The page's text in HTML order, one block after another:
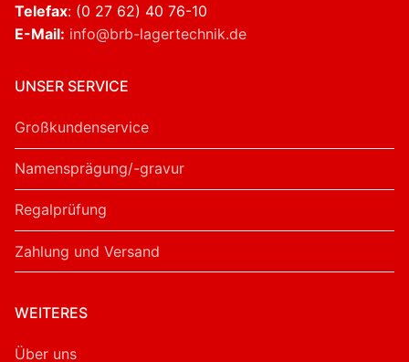
Telefax: (0 27 62) 40 76-10
E-Mail: info@brb-lagertechnik.de
UNSER SERVICE
Großkundenservice
Namensprägung/-gravur
Regalprüfung
Zahlung und Versand
WEITERES
Über uns